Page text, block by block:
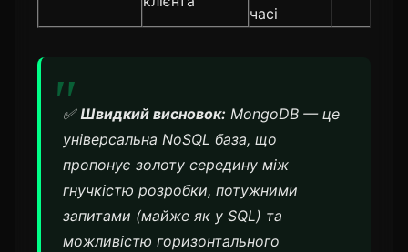
часі
✅Швидкий висновок: MongoDB — це
універсальна NoSQL база, що
пропонує золоту середину між
гнучкістю розробки, потужними
запитами (майже як у SQL) та
можливістю горизонтального